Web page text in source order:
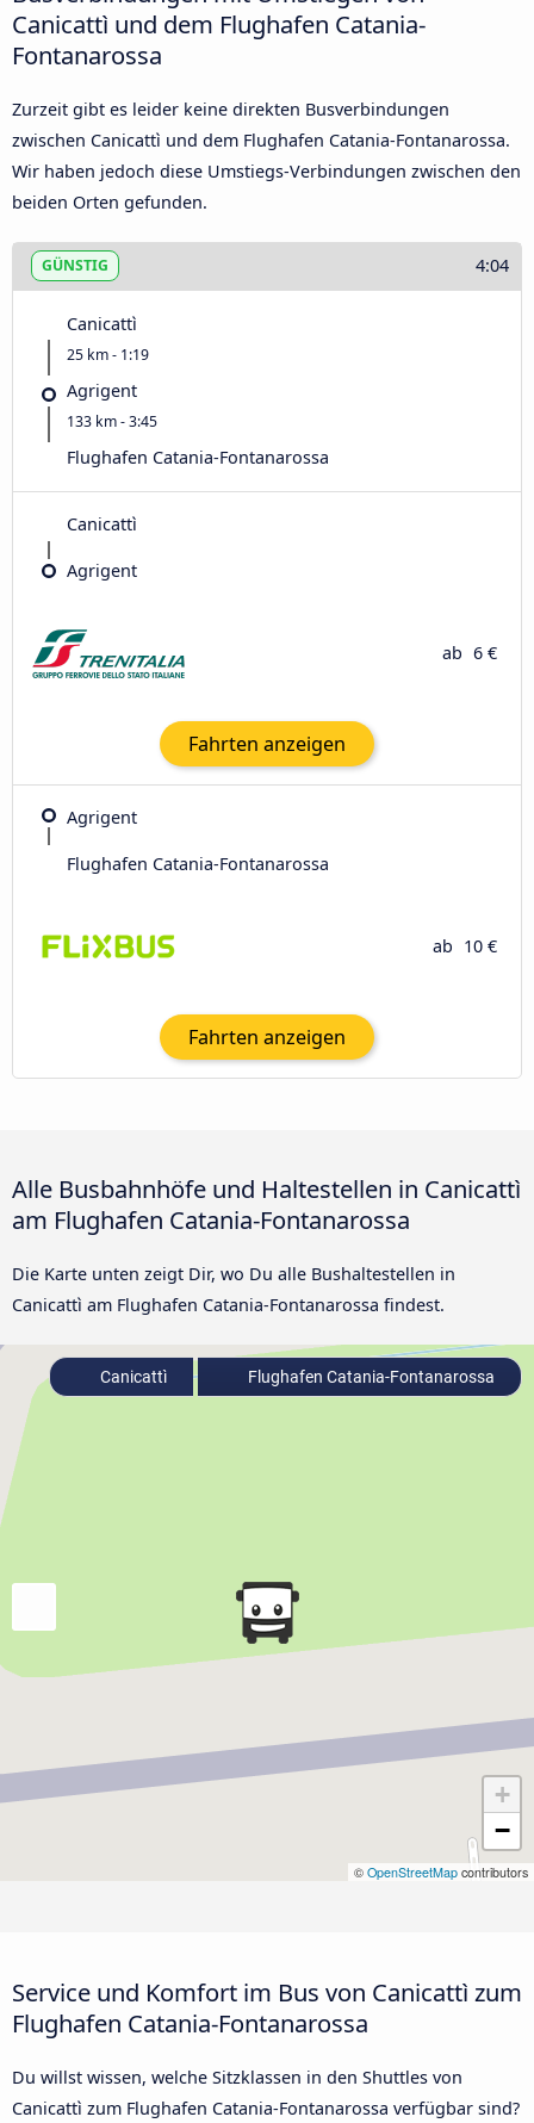
Canicattì und dem Flughafen Catania-
Fontanarossa
Zurzeit gibt es leider keine direkten Busverbindungen
zwischen Canicattì und dem Flughafen Catania-Fontanarossa.
Wir haben jedoch diese Umstiegs-Verbindungen zwischen den
beiden Orten gefunden.
GÜNSTIG 4:04
Canicattì
25 km - 1:19
Agrigent
133 km - 3:45
Flughafen Catania-Fontanarossa
Canicattì
Agrigent
ab 6 €
Fahrten anzeigen
Agrigent
Flughafen Catania-Fontanarossa
ab 10 €
Fahrten anzeigen
Alle Busbahnhöfe und Haltestellen in Canicattì
am Flughafen Catania-Fontanarossa
Die Karte unten zeigt Dir, wo Du alle Bushaltestellen in
Canicattì am Flughafen Catania-Fontanarossa findest.
+
−
© OpenStreetMap contributors
Canicattì Flughafen Catania-Fontanarossa
Service und Komfort im Bus von Canicattì zum
Flughafen Catania-Fontanarossa
Du willst wissen, welche Sitzklassen in den Shuttles von
Canicattì zum Flughafen Catania-Fontanarossa verfügbar sind?